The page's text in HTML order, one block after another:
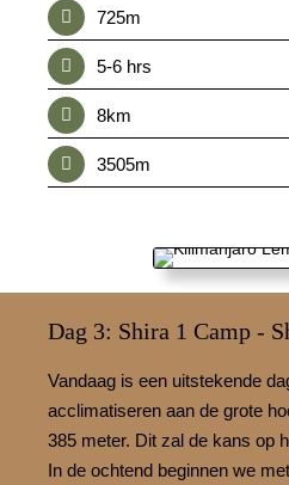
725m
5-6 hrs
8km
3505m
Dag 3: Shira 1 Camp -
Vandaag is een uitstekende
acclimatiseren aan de grote
385 meter. Dit zal de kans op
In de ochtend beginnen we